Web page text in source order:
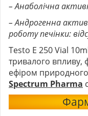
– Анаболічна
– Андрогенна
роботу печінки:
Testo E 250 Vial
тривалого впливу,
ефіром
Spectrum Pharma